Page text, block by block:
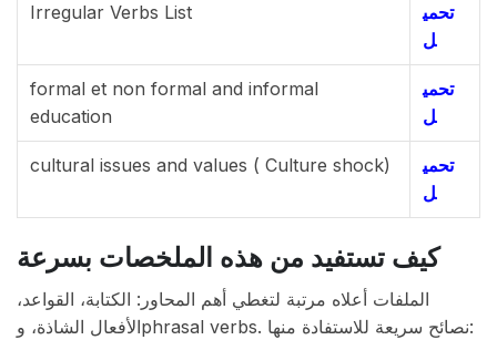
Irregular Verbs List
تحمي
ل
formal et non formal and informal
education
تحمي
ل
cultural issues and values ( Culture shock)
تحمي
ل
كيف تستفيد من هذه الملخصات بسرعة
الملفات أعلاه مرتبة لتغطي أهم المحاور: الكتابة، القواعد،
الأفعال الشاذة، وphrasal verbs. نصائح سريعة للاستفادة منها: